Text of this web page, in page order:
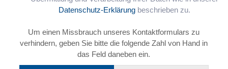
Datenschutz-Erklärungbeschrieben zu.
Um einen Missbrauch unseres Kontaktformulars zu
verhindern, geben Sie bitte die folgende Zahl von Hand in
das Feld daneben ein.